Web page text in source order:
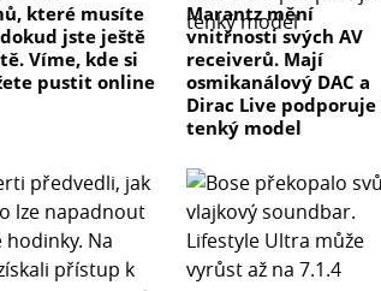
které musíte
jste ještě
Víme, kde si
pustit online
Marantz mění
vnitřnosti svých AV
receiverů. Mají
osmikanálový DAC a
Dirac Live podporuje
tenký model